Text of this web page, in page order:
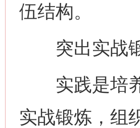
伍结构。
突出实战锻
实践是培养
实战锻炼，组